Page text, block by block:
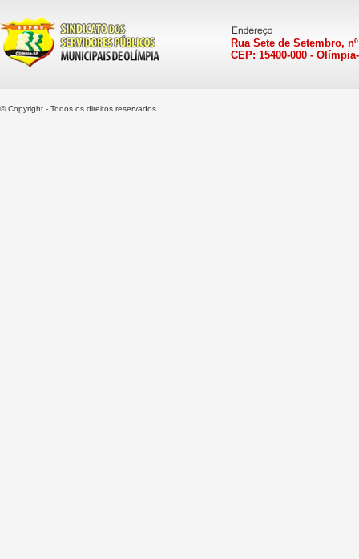
Rua Sete de Setembro,
CEP: 15400-000 -
© Copyright - Todos os direitos reservados.